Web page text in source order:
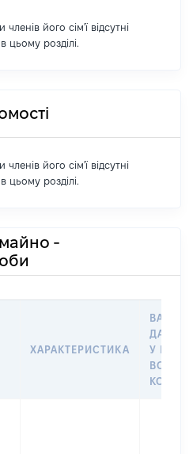
його сім'ї відсутні
цьому розділі.
його сім'ї відсутні
цьому розділі.
-
ХАРАКТЕРИСТИКА
ДАТУ
У